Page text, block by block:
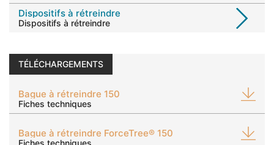
Dispositifs à rétreindre
Dispositifs à rétreindre
TÉLÉCHARGEMENTS
Bague à rétreindre 150
Fiches techniques
Bague à rétreindre ForceTree® 150
Fiches techniques